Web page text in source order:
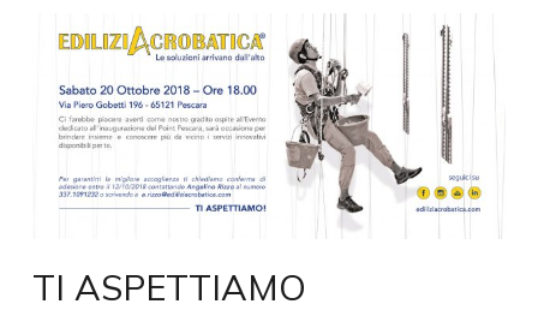
TI ASPETTIAMO